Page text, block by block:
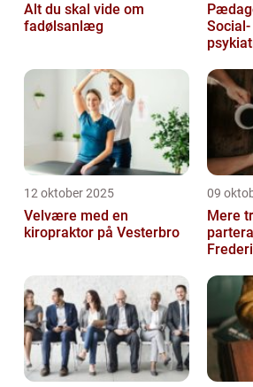
Alt du skal vide om
fadølsanlæg
12 oktober 2025
Velvære med en
kiropraktor på Vesterbro
09
Mere